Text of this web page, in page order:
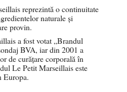
reprezintă o continuitate
naturale şi
provin.
a fost votat „Brandul
BVA, iar din 2001 a
de curăţare corporală în
Le Petit Marseillais este
Europa.